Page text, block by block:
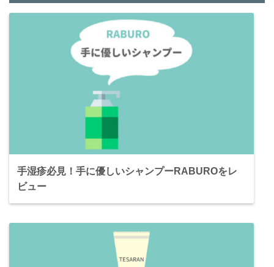
手湿疹必見！手に優しいシャンプーRABUROをレ
ビュー